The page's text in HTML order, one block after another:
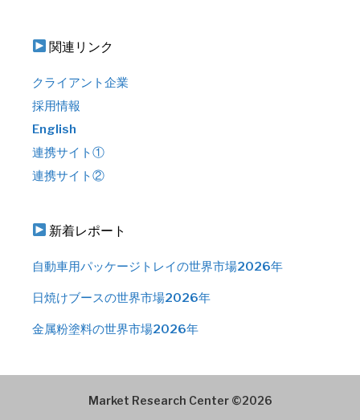
関連リンク
クライアント企業
採用情報
English
連携サイト①
連携サイト②
新着レポート
自動車用パッケージトレイの世界市場2026年
日焼けブースの世界市場2026年
金属粉塗料の世界市場2026年
Market Research Center ©2026